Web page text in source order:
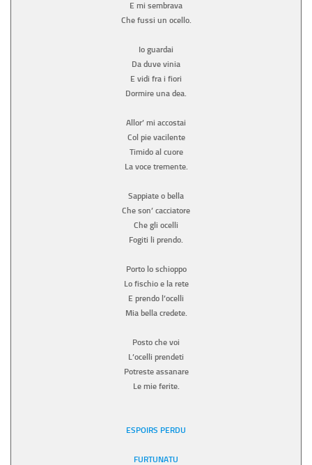
E mi sembrava
Che fussi un ocello.
Io guardai
Da duve vinia
E vidi fra i fiori
Dormire una dea.
Allor’ mi accostai
Col pie vacilente
Timido al cuore
La voce tremente.
Sappiate o bella
Che son’ cacciatore
Che gli ocelli
Fogiti li prendo.
Porto lo schioppo
Lo fischio e la rete
E prendo l’ocelli
Mia bella credete.
Posto che voi
L’ocelli prendeti
Potreste assanare
Le mie ferite.
ESPOIRS PERDU
FURTUNATU